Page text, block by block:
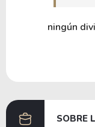
ningún
SOBRE